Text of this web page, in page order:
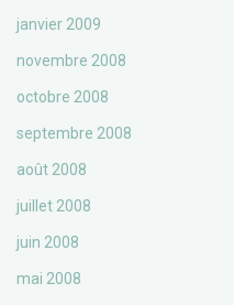
janvier 2009
novembre 2008
octobre 2008
septembre 2008
août 2008
juillet 2008
juin 2008
mai 2008